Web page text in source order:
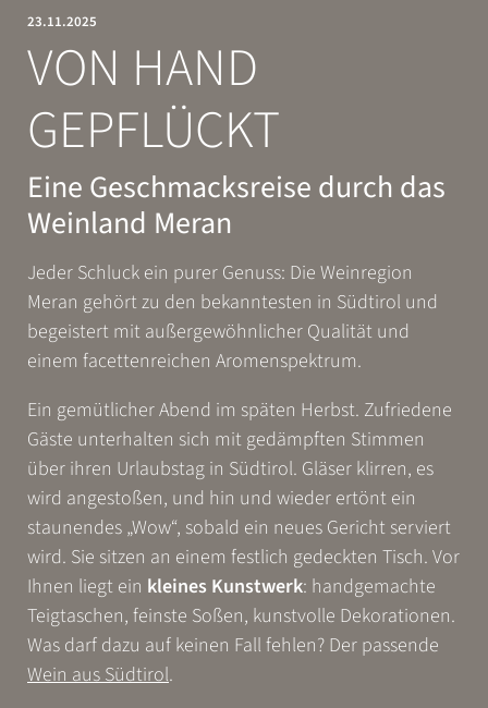
23.11.2025
VON HAND
GEPFLÜCKT
Eine Geschmacksreise durch das
Weinland Meran
Jeder Schluck ein purer Genuss: Die Weinregion
Meran gehört zu den bekanntesten in Südtirol und
begeistert mit außergewöhnlicher Qualität und
einem facettenreichen Aromenspektrum.
Ein gemütlicher Abend im späten Herbst. Zufriedene
Gäste unterhalten sich mit gedämpften Stimmen
über ihren Urlaubstag in Südtirol. Gläser klirren, es
wird angestoßen, und hin und wieder ertönt ein
staunendes „Wow“, sobald ein neues Gericht serviert
wird. Sie sitzen an einem festlich gedeckten Tisch. Vor
Ihnen liegt ein kleines Kunstwerk: handgemachte
Teigtaschen, feinste Soßen, kunstvolle Dekorationen.
Was darf dazu auf keinen Fall fehlen? Der passende
Wein aus Südtirol.